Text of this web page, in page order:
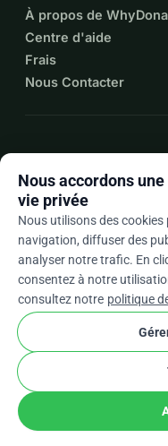
À propos de
Centre d'aide
Frais
Nous Contacter
Fr arrow_drop_down
★★★★★4,9 / 5 sur la
Conditions générales
Nous accordons
vie privée
Nous utilisons des
navigation, diffuser des
analyser notre trafic. En
consentez à notre
consultez notre politique